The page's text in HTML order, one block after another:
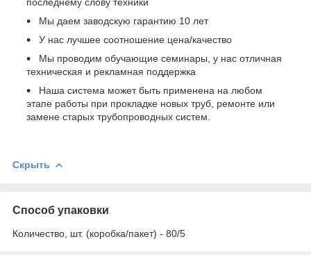
Мы даем заводскую гарантию 10 лет
У нас лучшее соотношение цена/качество
Мы проводим обучающие семинары, у нас отличная
техническая и рекламная поддержка
Наша система может быть применена на любом
этапе работы при прокладке новых труб, ремонте или
замене старых трубопроводных систем.
Скрыть
Способ упаковки
Количество, шт. (коробка/пакет) - 80/5